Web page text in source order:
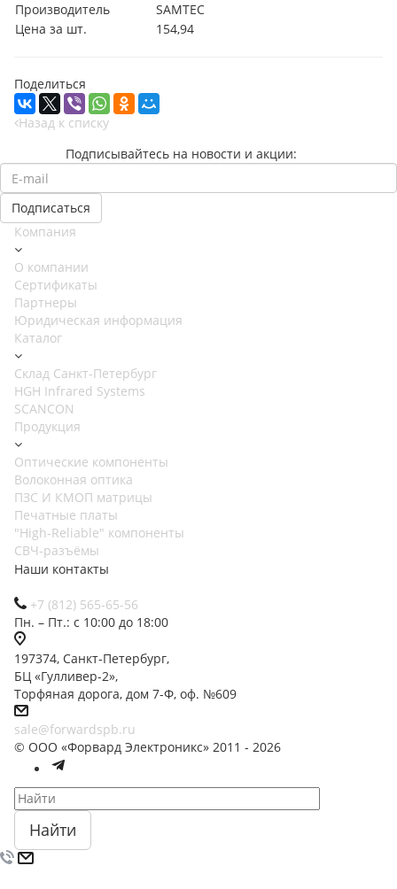
Производитель
SAMTEC
Цена за шт.
154,94
Поделиться
Назад к списку
Подписывайтесь на новости и акции:
Компания
О компании
Сертификаты
Партнеры
Юридическая информация
Каталог
Cклад Санкт-Петербург
HGH Infrared Systems
SCANCON
Продукция
Оптические компоненты
Волоконная оптика
ПЗС И КМОП матрицы
Печатные платы
"High-Reliable" компоненты
СВЧ-разъёмы
Наши контакты
+7 (812) 565-65-56
Пн. – Пт.: с 10:00 до 18:00
197374, Санкт-Петербург,
БЦ «Гулливер-2»,
Торфяная дорога, дом 7-Ф, оф. №609
sale@forwardspb.ru
© ООО «Форвард Электроникс» 2011 - 2026
Найти